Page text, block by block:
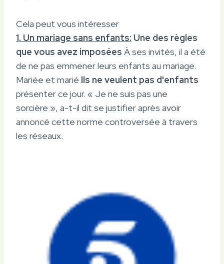
Cela peut vous intéresser
1. Un mariage sans enfants: Une des règles
que vous avez imposées À ses invités, il a été
de ne pas emmener leurs enfants au mariage.
Mariée et marié Ils ne veulent pas d'enfants
présenter ce jour. « Je ne suis pas une
sorcière », a-t-il dit se justifier après avoir
annoncé cette norme controversée à travers
les réseaux.